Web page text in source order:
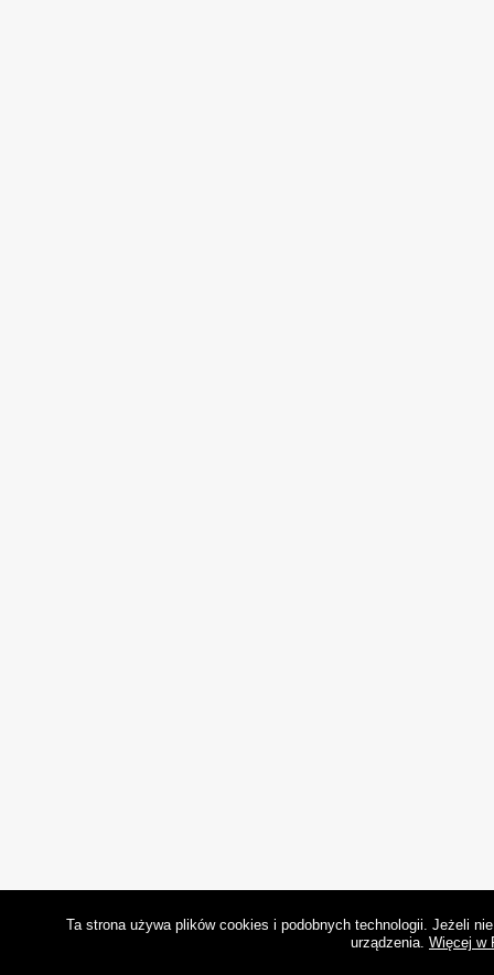
Ta strona używa plików cookies i podobnych technologii. Jeżeli
urządzenia. Więcej w